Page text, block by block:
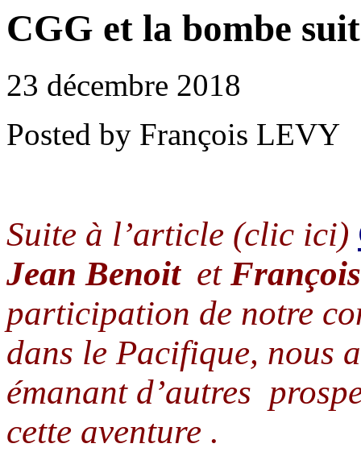
CGG et la bombe
23 décembre 2018
Posted by François LEVY
Suite à l’article (clic ici)
Jean Benoit et
participation de notre
dans le Pacifique, nous
émanant d’autres
cette aventure .